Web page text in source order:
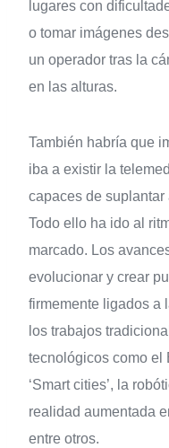
lugares con
o tomar imágenes
un operador tras la
en las alturas.
También habría que
iba a existir la
capaces de
Todo ello ha ido al
marcado. Los
evolucionar y crear
firmemente ligados a
los trabajos
tecnológicos como el
‘Smart cities’, la
realidad aumentada
entre otros.